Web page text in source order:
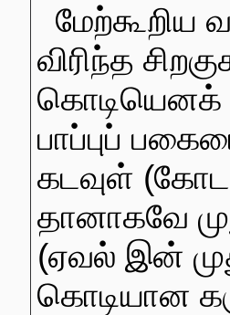
மேற்கூறிய
விரிந்த
கொடியெனக்
பாப்புப்
கடவுள்
தானாகவே
(ஏவல் இன்
கொடியான